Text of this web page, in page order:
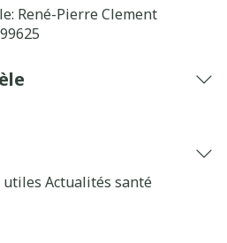
René-Pierre Clement
utiles Actualités santé